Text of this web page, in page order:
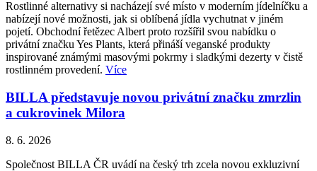
Rostlinné alternativy si nacházejí své místo v moderním jídelníčku a
nabízejí nové možnosti, jak si oblíbená jídla vychutnat v jiném
pojetí. Obchodní řetězec Albert proto rozšířil svou nabídku o
privátní značku Yes Plants, která přináší veganské produkty
inspirované známými masovými pokrmy i sladkými dezerty v čistě
rostlinném provedení. Více
BILLA představuje novou privátní značku zmrzlin
a cukrovinek Milora
8. 6. 2026
Společnost BILLA ČR uvádí na český trh zcela novou exkluzivní